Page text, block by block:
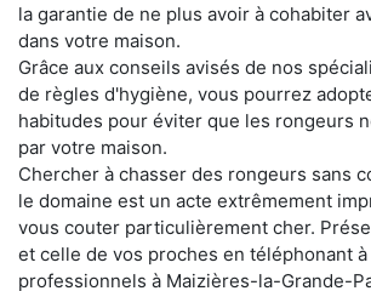
la garantie de ne plus avoir à cohabiter
dans votre maison.
Grâce aux conseils avisés de nos
de règles d'hygiène, vous pourrez
habitudes pour éviter que les rongeurs
par votre maison.
Chercher à chasser des rongeurs sans
le domaine est un acte extrêmement
vous couter particulièrement cher.
et celle de vos proches en téléphonant à
professionnels à Maizières-la-Grande-